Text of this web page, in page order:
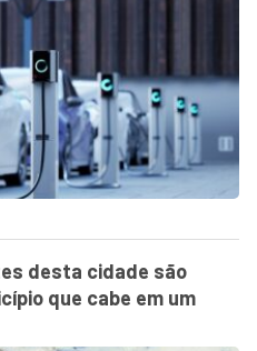
desta cidade são
que cabe em um